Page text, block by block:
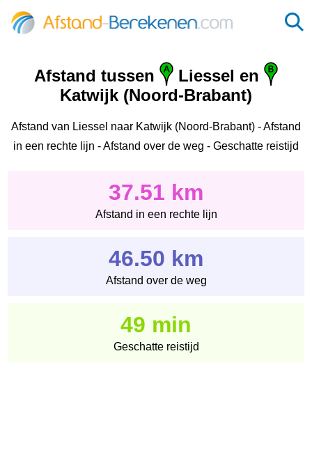
Afstand tussen
Liessel en
Katwijk (Noord-Brabant)
Afstand van Liessel naar Katwijk (Noord-Brabant) - Afstand
in een rechte lijn - Afstand over de weg - Geschatte reistijd
37.51 km
Afstand in een rechte lijn
46.50 km
Afstand over de weg
49 min
Geschatte reistijd